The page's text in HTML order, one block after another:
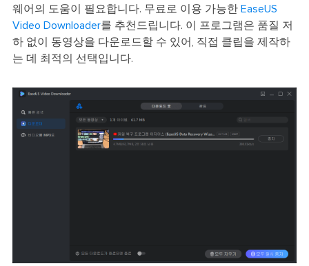
웨어의 도움이 필요합니다. 무료로 이용 가능한 EaseUS
Video Downloader를 추천드립니다. 이 프로그램은 품질 저
하 없이 동영상을 다운로드할 수 있어, 직접 클립을 제작하
는 데 최적의 선택입니다.